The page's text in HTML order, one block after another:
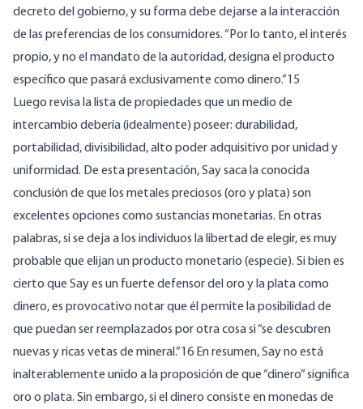
decreto del gobierno, y su forma debe dejarse a la interacción
de las preferencias de los consumidores. “Por lo tanto, el interés
propio, y no el mandato de la autoridad, designa el producto
específico que pasará exclusivamente como dinero.”15
Luego revisa la lista de propiedades que un medio de
intercambio debería (idealmente) poseer: durabilidad,
portabilidad, divisibilidad, alto poder adquisitivo por unidad y
uniformidad. De esta presentación, Say saca la conocida
conclusión de que los metales preciosos (oro y plata) son
excelentes opciones como sustancias monetarias. En otras
palabras, si se deja a los individuos la libertad de elegir, es muy
probable que elijan un producto monetario (especie). Si bien es
cierto que Say es un fuerte defensor del oro y la plata como
dinero, es provocativo notar que él permite la posibilidad de
que puedan ser reemplazados por otra cosa si “se descubren
nuevas y ricas vetas de mineral.”16 En resumen, Say no está
inalterablemente unido a la proposición de que “dinero” significa
oro o plata. Sin embargo, si el dinero consiste en monedas de